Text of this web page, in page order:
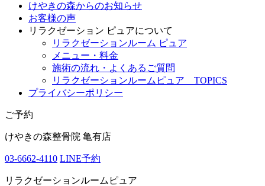
けやきの森からのお知らせ
お客様の声
リラクゼーション ピュアについて
リラクゼーションルーム ピュア
メニュー・料金
施術の流れ・よくあるご質問
リラクゼーションルームピュア TOPICS
プライバシーポリシー
ご予約
けやきの森整骨院 亀有店
03-6662-4110 LINE予約
リラクゼーションルームピュア